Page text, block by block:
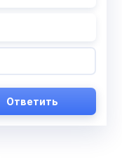
Ответить